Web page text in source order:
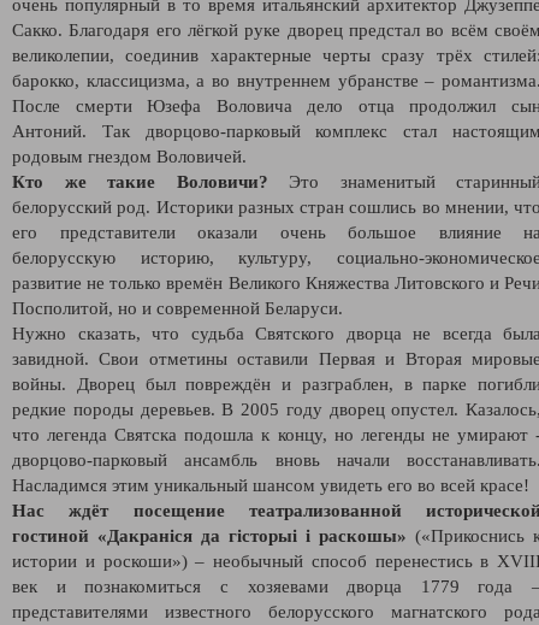
очень популярный в то время итальянский архитектор
Сакко. Благодаря его лёгкой руке дворец предстал во всём
великолепии, соединив характерные черты сразу трёх
барокко, классицизма, а во внутреннем убранстве –
После смерти Юзефа Воловича дело отца продолжил
Антоний. Так дворцово-парковый комплекс стал
родовым гнездом Воловичей.
Кто же такие Воловичи? Это знаменитый
белорусский род. Историки разных стран сошлись во мнении,
его представители оказали очень большое влияние
белорусскую историю, культуру, социально-
развитие не только времён Великого Княжества Литовского и
Посполитой, но и современной Беларуси.
Нужно сказать, что судьба Святского дворца не всегда
завидной. Свои отметины оставили Первая и Вторая
войны. Дворец был повреждён и разграблен, в парке
редкие породы деревьев. В 2005 году дворец опустел.
что легенда Святска подошла к концу, но легенды не умирают
дворцово-парковый ансамбль вновь начали
Насладимся этим уникальный шансом увидеть его во всей красе!
Нас ждёт посещение театрализованной
гостиной «Дакраніся да гісторыі і раскошы» («Прикоснись
истории и роскоши») – необычный способ перенестись в
век и познакомиться с хозяевами дворца 1779 года
представителями известного белорусского магнатского